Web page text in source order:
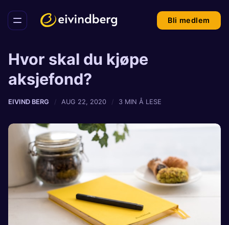
Bli medlem
Hvor skal du kjøpe
aksjefond?
EIVIND BERG AUG 22, 2020 3 MIN Å LESE